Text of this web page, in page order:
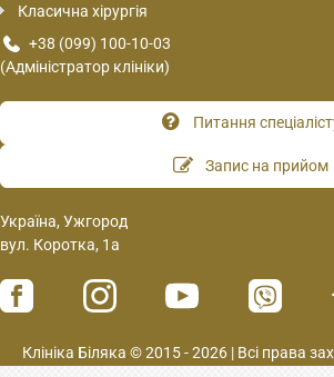
Класична хірургія
+38 (099) 100-10-03
(Адміністратор клініки)
Питання
Запис на прийом
Україна, Ужгород
вул. Коротка, 1а
Клініка Біляка © 2015 - 2026 | Всі права